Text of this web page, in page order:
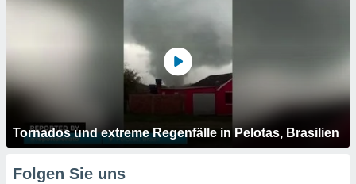
Tornados und extreme Regenfälle in Pelotas, Brasilien
Folgen Sie uns